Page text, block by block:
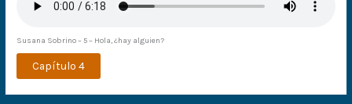
Susana Sobrino – 5 – Hola, ¿hay alguien?
Capítulo 4